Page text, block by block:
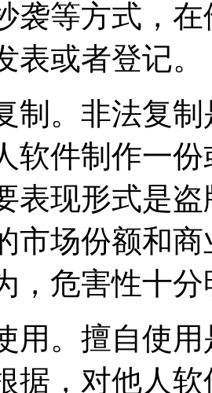
袭等方式，
表或者登记。
制。非法复
软件制作一
表现形式是
市场份额和
，危害性十
用。擅自使
据，对他人